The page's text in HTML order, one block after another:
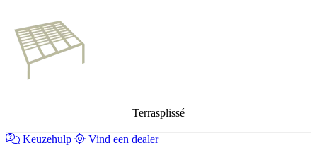
Terrasplissé
Keuzehulp Vind een dealer